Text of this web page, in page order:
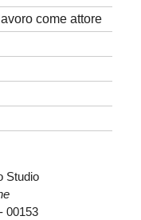
a
Roma
Filumena
Marturano
come attore
Studio
00153